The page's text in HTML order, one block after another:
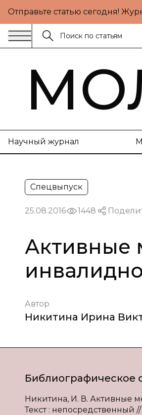
Отправьте статью сегодня!
Научный журнал
Спецвыпуск
25.08.2016 1448
Активные
Автор
Никитина Ирина
Библиографическое
Никитина, И. В. Активные
Текст : непосредственный